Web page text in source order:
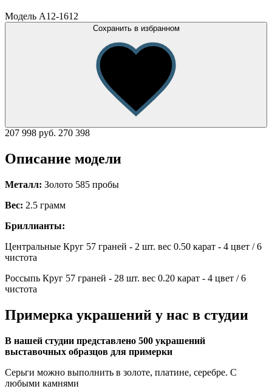
Модель A12-1612
Сохранить в избранном
207 998 руб. 270 398
Описание модели
Металл: Золото 585 пробы
Вес: 2.5 грамм
Бриллианты:
Центральные Круг 57 граней - 2 шт. вес 0.50 карат - 4 цвет / 6
чистота
Россыпь Круг 57 граней - 28 шт. вес 0.20 карат - 4 цвет / 6
чистота
Примерка украшений у нас в студии
В нашей студии представлено 500 украшений
выставочных образцов для примерки
Серьги можно выполнить в золоте, платине, серебре. С
любыми камнями